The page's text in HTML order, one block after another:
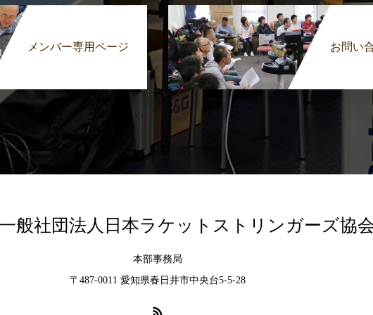
メンバー専用ページ お問い
般社団法人日本ラケットストリンガーズ協
本部事務局
〒487-0011 愛知県春日井市中央台5-5-28